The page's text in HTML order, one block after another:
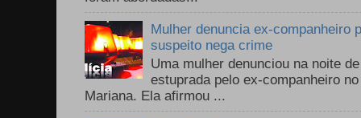
Mulher denuncia ex-companheiro
suspeito nega crime
Uma mulher denunciou na noite
estuprada pelo ex-companheiro
Mariana. Ela afirmou ...